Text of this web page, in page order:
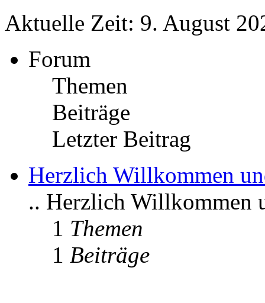
Aktuelle Zeit: 9. August
Forum
Themen
Beiträge
Letzter Beitrag
Herzlich Willkommen
.. Herzlich Willkommen
1 Themen
1 Beiträge